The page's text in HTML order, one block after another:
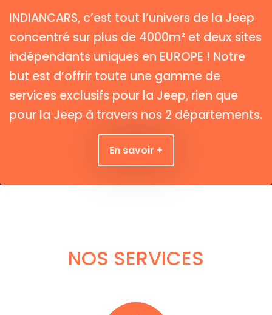
INDIANCARS, c’est tout l’univers de la Jeep
concentré sur plus de 4000m² et deux sites
indépendants uniques en EUROPE ! Notre
but est d’offrir toute une gamme de
services exclusifs pour la Jeep, rien que
pour la Jeep à travers nos 2 départements.
En savoir +
NOS SERVICES